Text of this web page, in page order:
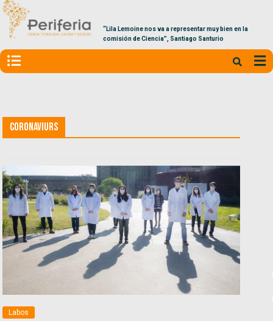
“Lila Lemoine nos va a representar muy bien en la
comisión de Ciencia”, Santiago Santurio
Coronaviurs
Labos